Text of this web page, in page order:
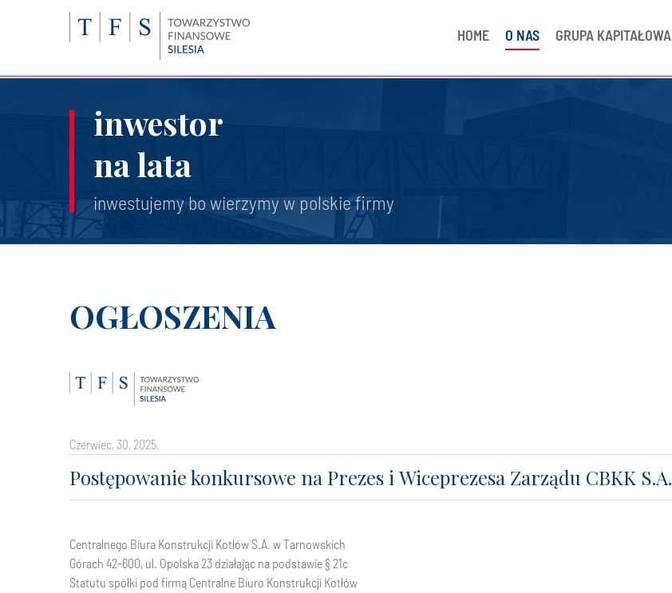
HOME O NAS GRUPA KAPITAŁOWA
inwestor
na lata
inwestujemy bo wierzymy w polskie firmy
OGŁOSZENIA
czerwiec, 30, 2025.
Postępowanie konkursowe na Prezes i Wiceprezesa Zarządu CBKK S.A.
Centralnego Biura Konstrukcji Kotłów S.A. w Tarnowskich
Górach 42-600, ul. Opolska 23 działając na podstawie § 21c
Statutu spółki pod firmą Centralne Biuro Konstrukcji Kotłów